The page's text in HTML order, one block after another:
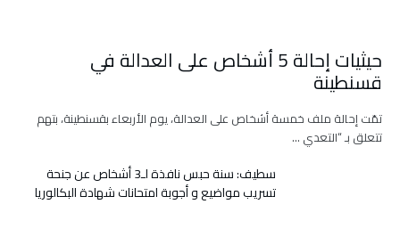
حيثيات إحالة 5 أشخاص على العدالة في
قسنطينة
تمّت إحالة ملف خمسة أشخاص على العدالة، يوم الأربعاء بقسنطينة، بتهم
تتعلق بـ “التعدي …
سطيف: سنة حبس نافذة لـ3 أشخاص عن جنحة
تسريب مواضيع و أجوبة امتحانات شهادة البكالوريا